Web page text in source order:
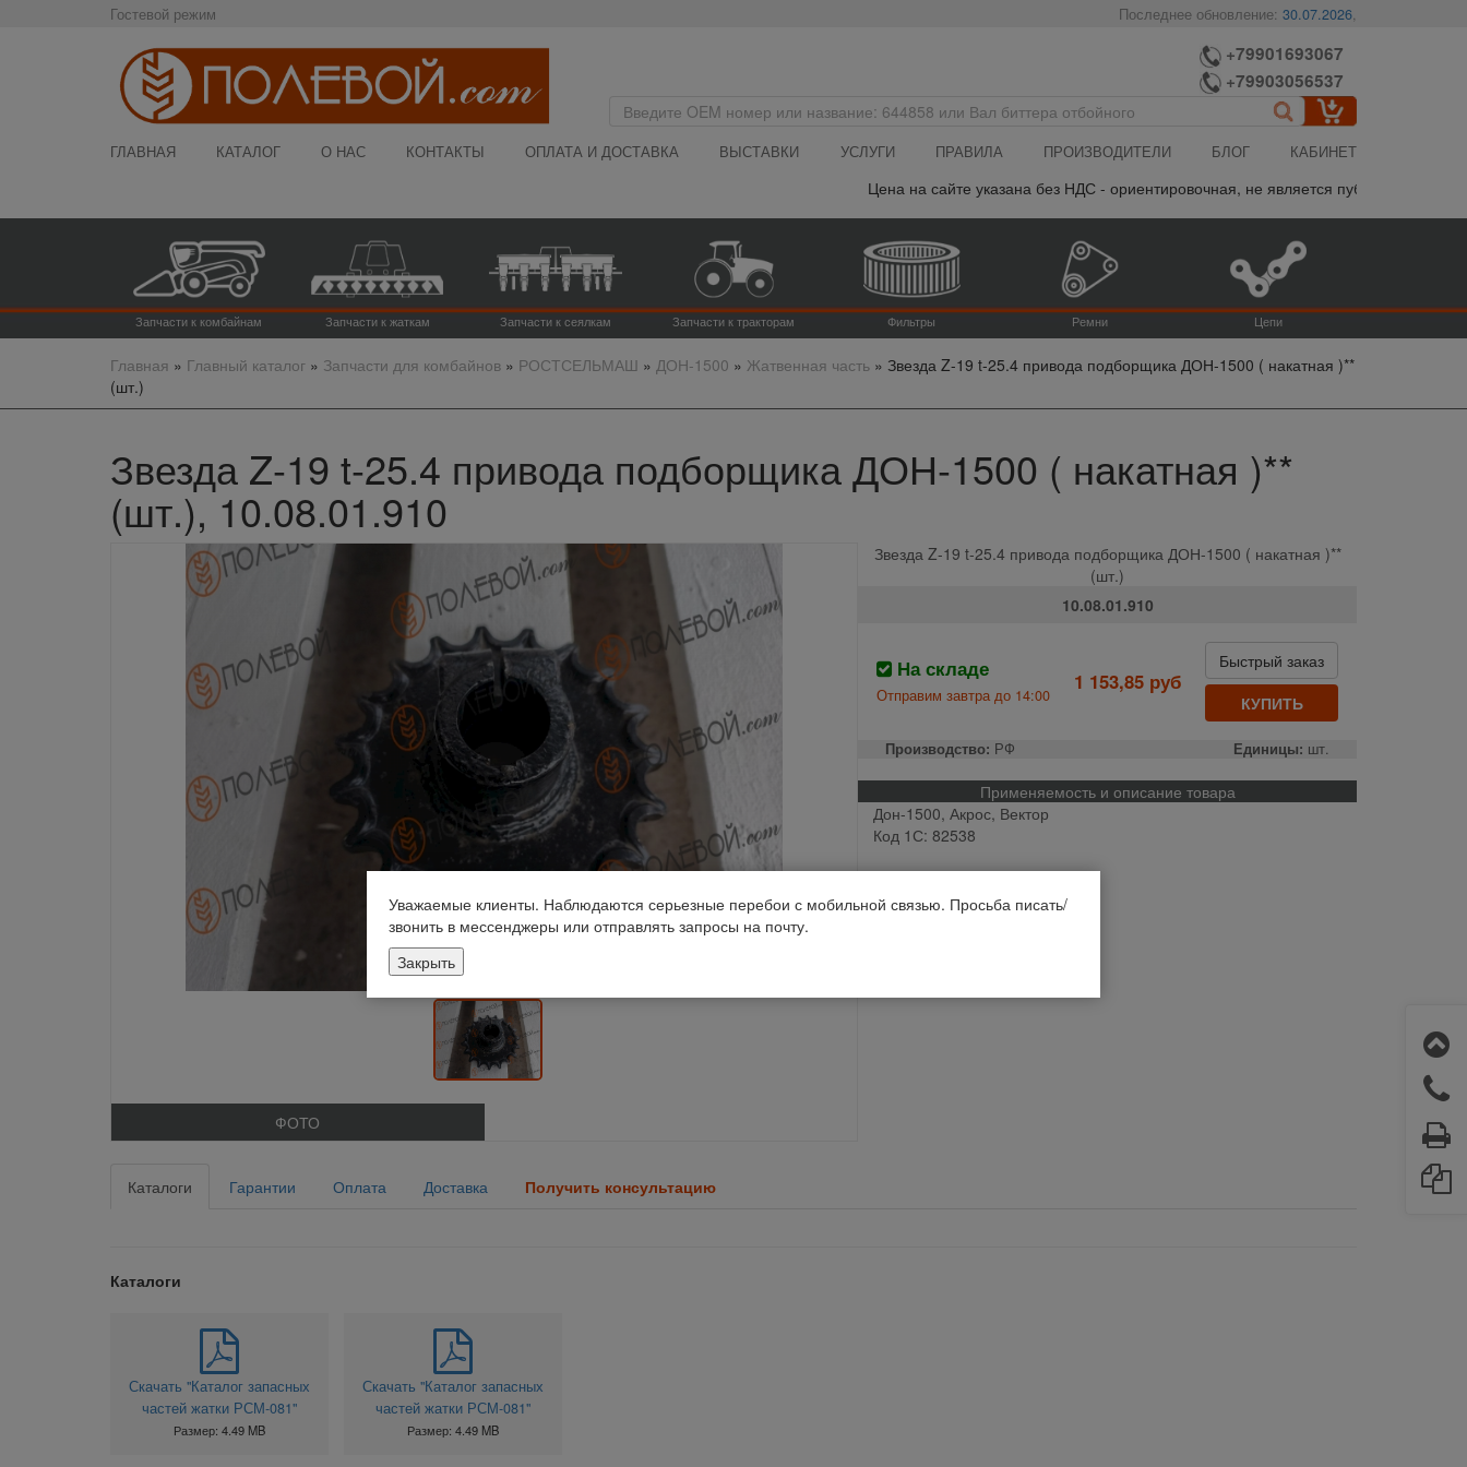
Гостевой режим Последнее обновление:30.07.2026,
+79901693067
+79903056537
ГЛАВНАЯ КАТАЛОГ О НАС КОНТАКТЫ ОПЛАТА И ДОСТАВКА ВЫСТАВКИ УСЛУГИ ПРАВИЛА ПРОИЗВОДИТЕЛИ БЛОГ КАБИНЕТ
Цена на сайте указана без НДС - ориентировочная, не является публичной офертой,
Запчасти к комбайнам Запчасти к жаткам Запчасти к сеялкам Запчасти к тракторам Фильтры Ремни Цепи
Главная » Главный каталог» Запчасти для комбайнов» РОСТСЕЛЬМАШ » ДОН-1500 » Жатвенная часть» Звезда Z-19 t-25.4 привода подборщика ДОН-1500 ( накатная )**
(шт.)
Звезда Z-19 t-25.4 привода подборщика ДОН-1500 ( накатная )**
(шт.), 10.08.01.910
ФОТО
Звезда Z-19 t-25.4 привода подборщика ДОН-1500 ( накатная )**
(шт.)
10.08.01.910
На складе
Отправим завтра до 14:00
1 153,85 руб
Быстрый заказ
КУПИТЬ
Производство: РФ Единицы: шт.
Применяемость и описание товара
Дон-1500, Акрос, Вектор
Код 1С: 82538
Каталоги Гарантии Оплата Доставка Получить консультацию
Каталоги
Скачать "Каталог запасных
частей жатки РСМ-081"
Размер: 4.49 MB
Скачать "Каталог запасных
частей жатки РСМ-081"
Размер: 4.49 MB
Уважаемые клиенты. Наблюдаются серьезные перебои с мобильной связью. Просьба писать/
звонить в мессенджеры или отправлять запросы на почту.
Закрыть